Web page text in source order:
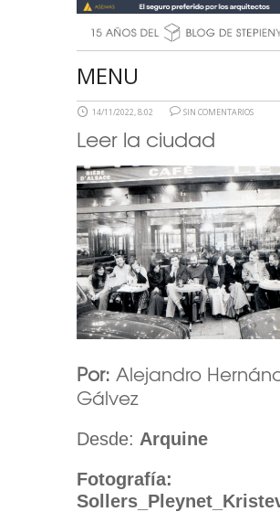
MENU
14/11/2022, 8:02 SIN COMENTARIOS
Leer la ciudad
Por: Alejandro
Gálvez
Desde: Arquine
Fotografía: